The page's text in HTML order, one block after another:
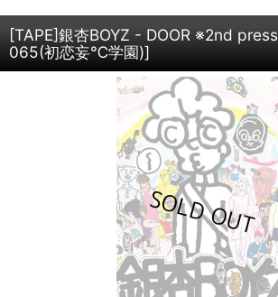
[TAPE]銀杏BOYZ - DOOR ※2nd press
065(初恋妄℃学園)]